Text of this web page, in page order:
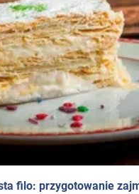
filo: przygotowanie